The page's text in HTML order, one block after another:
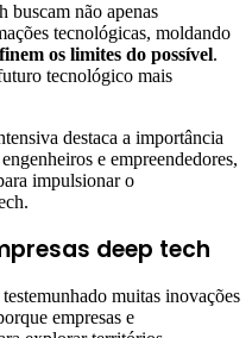
buscam não apenas
tecnológicas, moldando
os limites do possível.
tecnológico mais
destaca a importância
e empreendedores,
impulsionar o
deep tech
muitas inovações
empresas e